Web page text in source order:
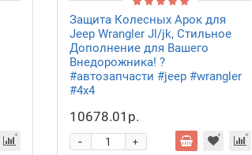
Защита Колесных Арок для
Jeep Wrangler Jl/jk, Стильное
Дополнение для Вашего
Внедорожника! ?
#автозапчасти #jeep #wrangler
#4x4
10678.01р.
+
-